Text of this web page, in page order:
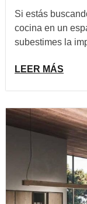
Si estás
cocina en un
subestimes la
LEER MÁS